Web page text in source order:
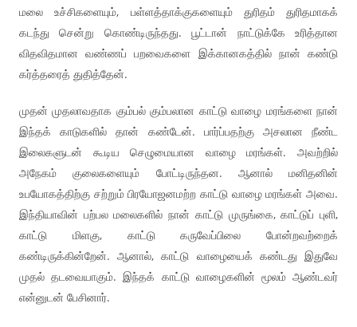
மலை உச்சிகளையும், பள்ளத்தாக்குகளையும் துரிதம் துரிதமாகக்
கடந்து சென்று கொண்டிருந்தது. பூட்டான் நாட்டுக்கே உரித்தான
விதவிதமான வண்ணப் பறவைகளை இக்கானகத்தில் நான் கண்டு
கர்த்தரைத் துதித்தேன்.
முதன் முதலாவதாக கும்பல் கும்பலான காட்டு வாழை மரங்களை நான்
இந்தக் காடுகளில் தான் கண்டேன். பார்ப்பதற்கு அசலான நீண்ட
இலைகளுடன் கூடிய செழுமையான வாழை மரங்கள். அவற்றில்
அநேகம் குலைகளையும் போட்டிருந்தன. ஆனால் மனிதனின்
உபயோகத்திற்கு சற்றும் பிரயோஜனமற்ற காட்டு வாழை மரங்கள் அவை.
இந்தியாவின் பற்பல மலைகளில் நான் காட்டு முருங்கை, காட்டுப் புளி,
காட்டு மிளகு, காட்டு கருவேப்பிலை போன்றவற்றைக்
கண்டிருக்கின்றேன். ஆனால், காட்டு வாழையைக் கண்டது இதுவே
முதல் தடவையாகும். இந்தக் காட்டு வாழைகளின் மூலம் ஆண்டவர்
என்னுடன் பேசினார்.